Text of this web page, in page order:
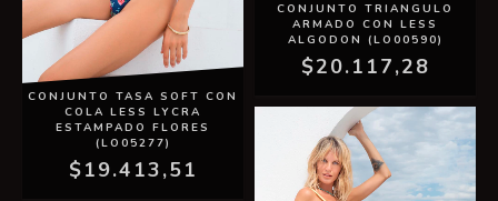
CONJUNTO TASA SOFT CON
COLA LESS LYCRA
ESTAMPADO FLORES
(LO05277)
$19.413,51
CONJUNTO TRIANGULO
ARMADO CON LESS
ALGODON (LO00590)
$20.117,28